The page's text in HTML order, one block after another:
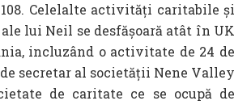
Celelalte activități caritabile și
lui Neil se desfășoară atât în UK
incluzând o activitate de 24 de
secretar al societății Nene Valley
de caritate ce se ocupă de